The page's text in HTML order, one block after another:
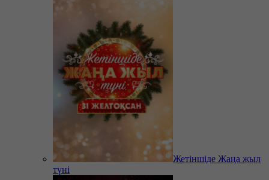
Жетіншіде Жаңа жыл
түні